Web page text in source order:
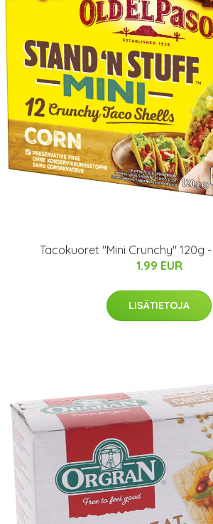
Tacokuoret "Mini Crunchy" 120g -
1.99 EUR
LISÄTIETOJA